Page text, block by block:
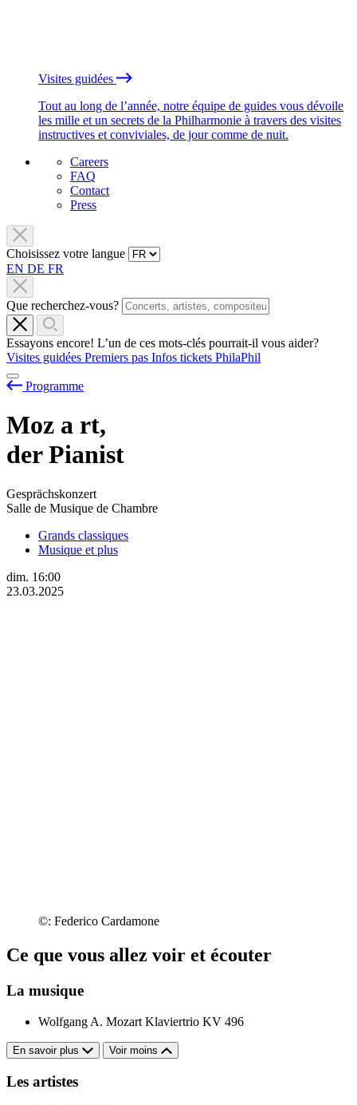
Visites guidées
Tout au long de l’année, notre équipe de guides vous dévoile
les mille et un secrets de la Philharmonie à travers des visites
instructives et conviviales, de jour comme de nuit.
Careers
FAQ
Contact
Press
Choisissez votre langue
EN DE FR
Que recherchez-vous?
Essayons encore! L’un de ces mots-clés pourrait-il vous aider?
Visites guidées Premiers pas Infos tickets PhilaPhil
Programme
Moz a rt,
der Pianist
Gesprächskonzert
Salle de Musique de Chambre
Grands classiques
Musique et plus
dim. 16:00
23.03.2025
©: Federico Cardamone
Ce que vous allez voir et écouter
La musique
Wolfgang A. Mozart Klaviertrio KV 496
En savoir plus Voir moins
Les artistes